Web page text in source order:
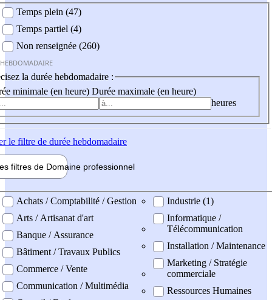
Temps plein (47)
Temps partiel (4)
Non renseignée (260)
la durée hebdomadaire :
minimale (en heure) Durée maximale (en heure)
heures
le filtre de durée hebdomadaire
filtres de Domaine professionnel
professionel
Achats / Comptabilité / Gestion
Arts / Artisanat d'art
Banque / Assurance
Bâtiment / Travaux Publics
Commerce / Vente
Communication / Multimédia
Industrie (1)
Informatique /
Télécommunication
Installation / Maintenance
Marketing / Stratégie
commerciale
Ressources Humaines